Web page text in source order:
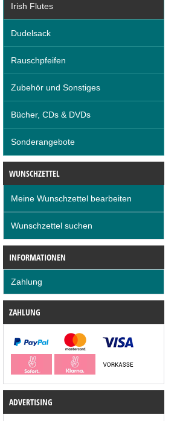
Irish Flutes
Dudelsack
Rauschpfeifen
Zubehör und Sonstiges
Bücher, CDs & DVDs
Sonderangebote
WUNSCHZETTEL
Meine Wunschzettel bearbeiten
Wunschzettel suchen
INFORMATIONEN
Zahlung
ZAHLUNG
ADVERTISING